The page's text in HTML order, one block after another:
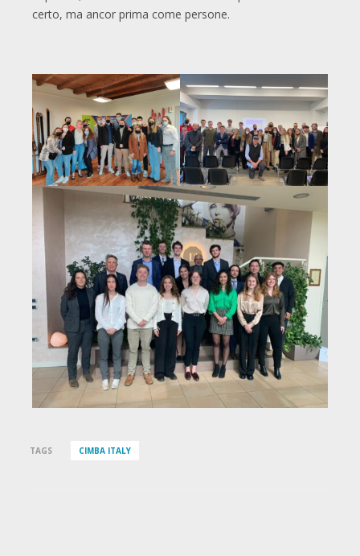
certo, ma ancor prima come persone.
TAGS CIMBA ITALY